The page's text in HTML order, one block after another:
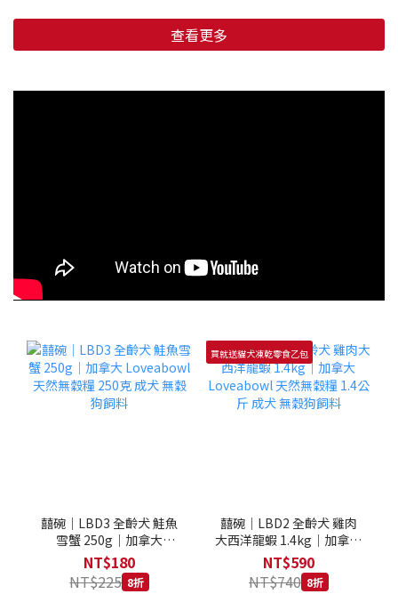
查看更多
囍碗｜LBD3 全齡犬 鮭魚
雪蟹 250g｜加拿大
Loveabowl 天然無穀糧
250克 成犬 無穀狗飼料
NT$180
NT$225 8折
買就送貓犬凍乾零食乙包
囍碗｜LBD2 全齡犬 雞肉
大西洋龍蝦 1.4kg｜加拿大
Loveabowl 天然無穀糧
1.4公斤 成犬 無穀狗飼料
NT$590
NT$740 8折